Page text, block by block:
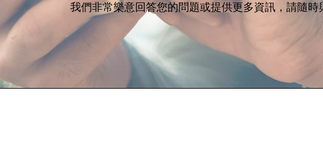
我們非常樂意回答您的問題或提供更多資訊，請隨時